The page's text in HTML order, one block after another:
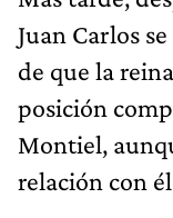
Juan Carlos
de que la
posición
Montiel,
relación con